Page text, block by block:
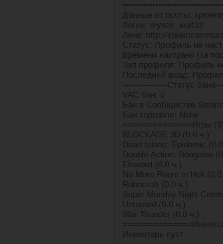
Данные от почты:
Логин: mystic_wolf33
Линк: http://
Статус: Профиль не
Времени наиграно (за
Тип профиля: Профиль
Последний вход:
---------------Статус
VAC бан: 0
Бан в Сообществе
Бан торговли: None
=============<Игры
BLOCKADE 3D (0.0 ч.)
Dead Island: Epidemic
Double Action: Boogaloo
Elsword (0.0 ч.)
No More Room in Hell
Robocraft (0.0 ч.)
Super Monday Night
Unturned (0.0 ч.)
War Thunder (0.0 ч.)
Инвентарь пуст